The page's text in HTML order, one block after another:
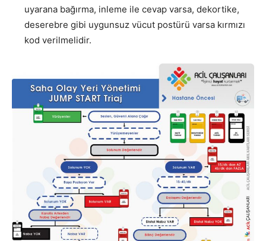
uyarana bağırma, inleme ile cevap varsa, dekortike,
deserebre gibi uygunsuz vücut postürü varsa kırmızı
kod verilmelidir.